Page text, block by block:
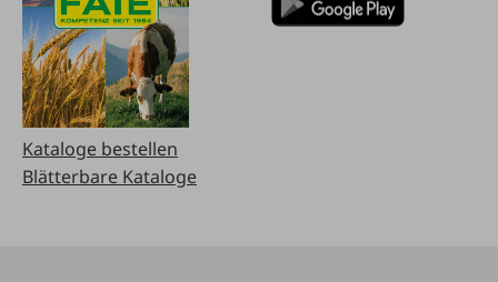
Kataloge bestellen
Blätterbare Kataloge